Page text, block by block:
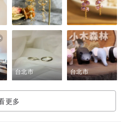
體質者食用。
烹煮，可直接放入杯中沖泡。
物，本店將其研成粗粉便於沖泡，
台北市 台北市
更多